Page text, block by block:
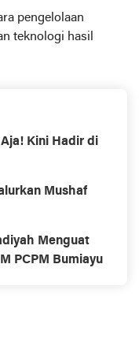
pengelolaan
teknologi hasil
Kini Hadir di
Mushaf
Menguat
PCPM Bumiayu